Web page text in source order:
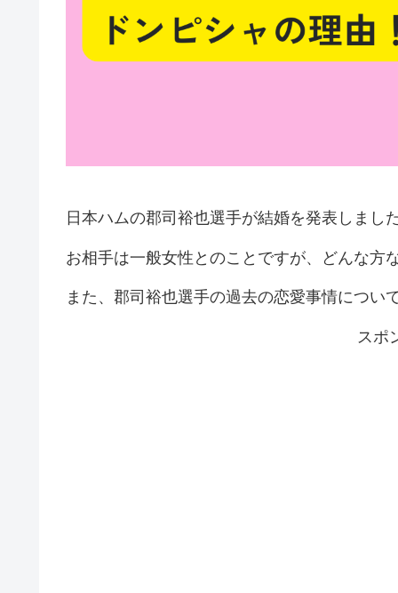
日本ハムの郡司裕也選手が結婚を発表しまし
お相手は一般女性とのことですが、どんな方
また、郡司裕也選手の過去の恋愛事情につい
スポ